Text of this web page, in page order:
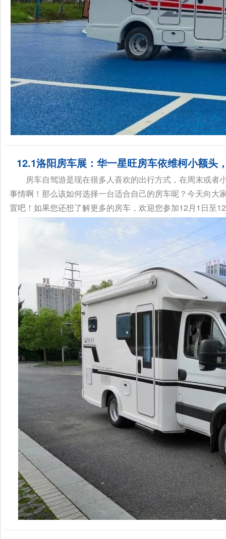
12.1洛阳房车展：华一星旺房车依维柯小额头
房车自驾游是现在很多人喜欢的出行方式，在周末或
事情啊！那么该如何选择一台适合自己的房车呢？今天向
置吧！如果您还想了解更多的房车，欢迎您参加12月1日至